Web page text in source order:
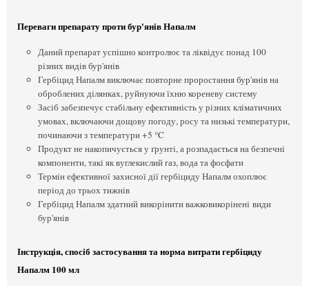
Переваги препарату проти бур'янів Напалм
Даний препарат успішно контролює та ліквідує понад 100
різних видів бур'янів
Гербіцид Напалм виключає повторне проростання бур'янів на
оброблених ділянках, руйнуючи їхню кореневу систему
Засіб забезпечує стабільну ефективність у різних кліматичних
умовах, включаючи дощову погоду, росу та низькі температури,
починаючи з температури +5 °C
Продукт не накопичується у ґрунті, а розпадається на безпечні
компоненти, такі як вуглекислий газ, вода та фосфати
Термін ефективної захисної дії гербіциду Напалм охоплює
період до трьох тижнів
Гербіцид Напалм здатний викорінити важковикорінені види
бур'янів
Інструкція, спосіб застосування та норма витрати гербіциду
Напалм 100 мл